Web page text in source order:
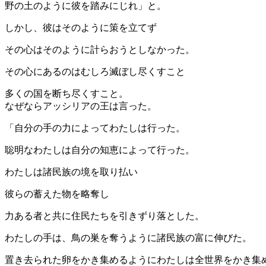
野の土のように彼を踏みにじれ」と。
しかし、彼はそのように策を立てず
その心はそのように計らおうとしなかった。
その心にあるのはむしろ滅ぼし尽くすこと
多くの国を断ち尽くすこと。
なぜならアッシリアの王は言った。
「自分の手の力によってわたしは行った。
聡明なわたしは自分の知恵によって行った。
わたしは諸民族の境を取り払い
彼らの蓄えた物を略奪し
力ある者と共に住民たちを引きずり落とした。
わたしの手は、鳥の巣を奪うように諸民族の富に伸びた。
置き去られた卵をかき集めるようにわたしは全世界をかき集